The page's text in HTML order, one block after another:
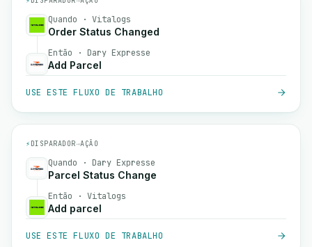
Quando · Vitalogs
Order Status Changed
Então · Dary Expresse
Add Parcel
USE ESTE FLUXO DE TRABALHO
⚡ DISPARADOR→AÇÃO
Quando · Dary Expresse
Parcel Status Change
Então · Vitalogs
Add parcel
USE ESTE FLUXO DE TRABALHO